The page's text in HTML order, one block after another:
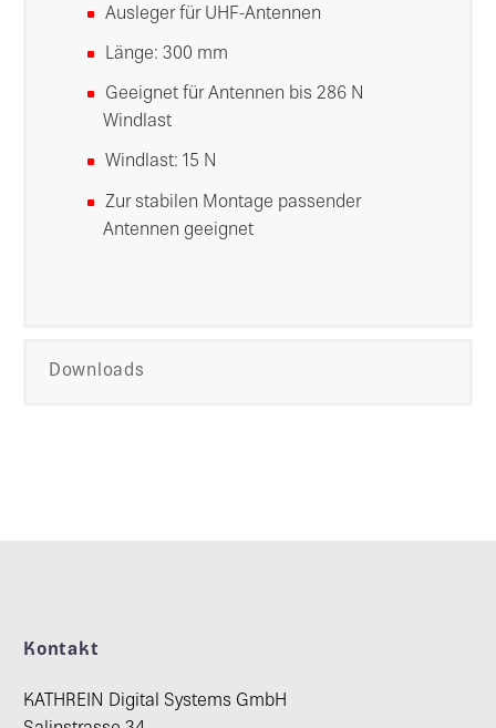
Ausleger für UHF-Antennen
Länge: 300 mm
Geeignet für Antennen bis 286 N
Windlast
Windlast: 15 N
Zur stabilen Montage passender
Antennen geeignet
Downloads
Kontakt
KATHREIN Digital Systems GmbH